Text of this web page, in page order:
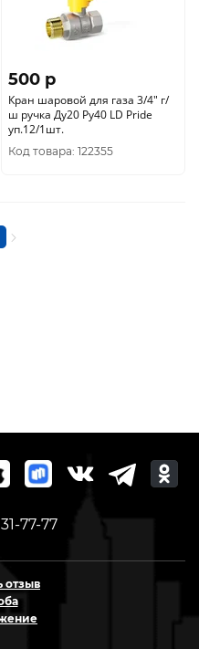
500 p
Кран шаровой для газа 3/4" г/
ш ручка Ду20 Ру40 LD Pride
уп.12/1шт.
Код товара: 122355
77-77
отзыв